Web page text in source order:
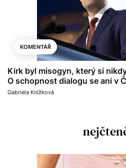
KOMENTÁŘ
Kirk byl misogyn, který si
O schopnost dialogu se ani v
Gabriela Knížková